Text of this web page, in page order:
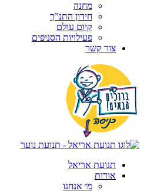
מחנה
חידון התנ”ך
קיום עולם
פעילויות הסניפים
צור קשר
תנועת אריאל
אודות
מי אנחנו